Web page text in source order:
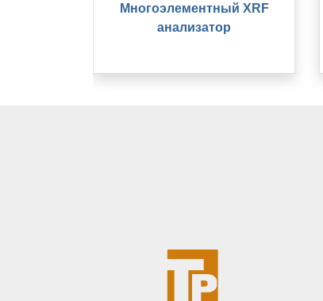
Многоэлементный XRF
анализатор